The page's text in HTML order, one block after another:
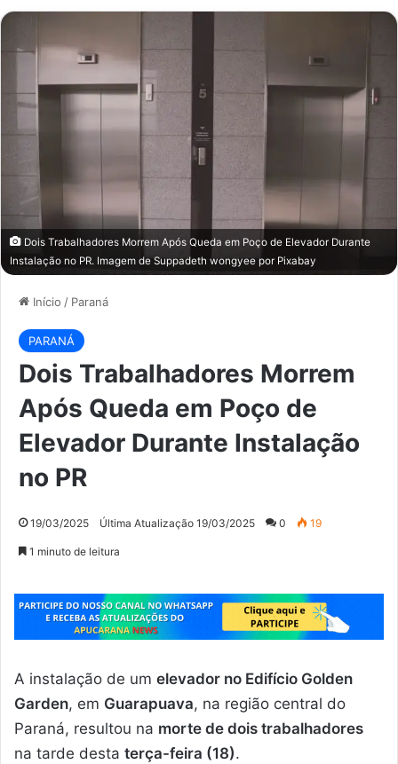
Dois Trabalhadores Morrem Após Queda em Poço de Elevador Durante
Instalação no PR. Imagem de Suppadeth wongyee por Pixabay
Início / Paraná
PARANÁ
Dois Trabalhadores Morrem
Após Queda em Poço de
Elevador Durante Instalação
no PR
19/03/2025 Última Atualização 19/03/2025 0 19
1 minuto de leitura
A instalação de um elevador no Edifício Golden
Garden, em Guarapuava, na região central do
Paraná, resultou na morte de dois trabalhadores
na tarde desta terça-feira (18).